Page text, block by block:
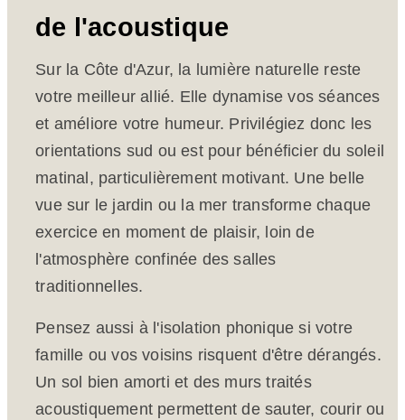
de l'acoustique
Sur la Côte d'Azur, la lumière naturelle reste
votre meilleur allié. Elle dynamise vos séances
et améliore votre humeur. Privilégiez donc les
orientations sud ou est pour bénéficier du soleil
matinal, particulièrement motivant. Une belle
vue sur le jardin ou la mer transforme chaque
exercice en moment de plaisir, loin de
l'atmosphère confinée des salles
traditionnelles.
Pensez aussi à l'isolation phonique si votre
famille ou vos voisins risquent d'être dérangés.
Un sol bien amorti et des murs traités
acoustiquement permettent de sauter, courir ou